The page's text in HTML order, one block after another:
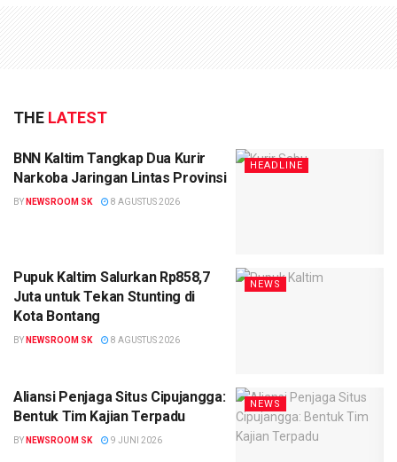
THE LATEST
HEADLINE
BNN Kaltim Tangkap Dua Kurir
Narkoba Jaringan Lintas Provinsi
BY NEWSROOM SK 8 AGUSTUS 2026
NEWS
Pupuk Kaltim Salurkan Rp858,7
Juta untuk Tekan Stunting di
Kota Bontang
BY NEWSROOM SK 8 AGUSTUS 2026
NEWS
Aliansi Penjaga Situs Cipujangga:
Bentuk Tim Kajian Terpadu
BY NEWSROOM SK 9 JUNI 2026